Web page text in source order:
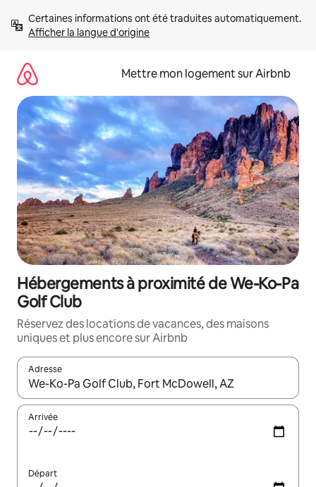
directement
Afficher la langue d'origine
Mettre mon logement sur Airbnb
Hébergements à proximité de We-Ko-Pa
Golf Club
Réservez des locations de vacances, des maisons
uniques et plus encore sur Airbnb
Adresse
Lorsque les résultats s'affichent, utilisez les flèches vers le
Arrivée
Départ